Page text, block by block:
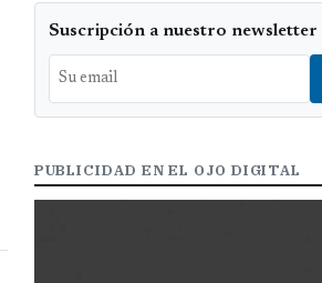
Suscripción a nuestro newsletter
PUBLICIDAD EN EL OJO DIGITAL